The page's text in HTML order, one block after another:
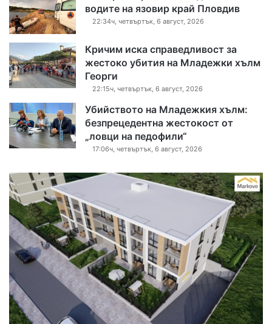
водите на язовир край Пловдив
22:34ч, четвъртък, 6 август, 2026
Кричим иска справедливост за
жестоко убития на Младежки хълм
Георги
22:15ч, четвъртък, 6 август, 2026
Убийството на Младежкия хълм:
безпрецедентна жестокост от
„ловци на педофили“
17:06ч, четвъртък, 6 август, 2026